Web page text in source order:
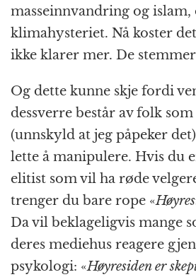
masseinnvandring og islam,
klimahysteriet. Nå koster
ikke klarer mer. De
Og dette kunne skje fordi
dessverre består av folk
(unnskyld at jeg påpeker
lette å manipulere. Hvis du
elitist som vil ha røde
trenger du bare rope «
Da vil beklageligvis mange
deres mediehus reagere
psykologi: «Høyresiden er